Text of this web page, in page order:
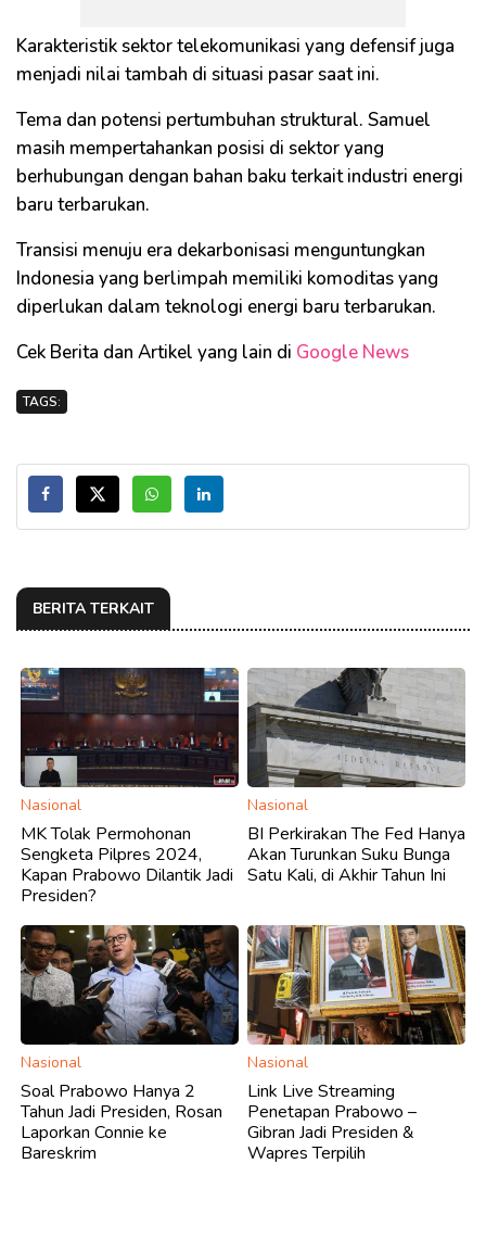
Karakteristik sektor telekomunikasi yang defensif juga
menjadi nilai tambah di situasi pasar saat ini.
Tema dan potensi pertumbuhan struktural. Samuel
masih mempertahankan posisi di sektor yang
berhubungan dengan bahan baku terkait industri energi
baru terbarukan.
Transisi menuju era dekarbonisasi menguntungkan
Indonesia yang berlimpah memiliki komoditas yang
diperlukan dalam teknologi energi baru terbarukan.
Cek Berita dan Artikel yang lain di Google News
TAGS:
BERITA TERKAIT
Nasional
MK Tolak Permohonan
Sengketa Pilpres 2024,
Kapan Prabowo Dilantik Jadi
Presiden?
Nasional
BI Perkirakan The Fed Hanya
Akan Turunkan Suku Bunga
Satu Kali, di Akhir Tahun Ini
Nasional
Soal Prabowo Hanya 2
Tahun Jadi Presiden, Rosan
Laporkan Connie ke
Bareskrim
Nasional
Link Live Streaming
Penetapan Prabowo –
Gibran Jadi Presiden &
Wapres Terpilih